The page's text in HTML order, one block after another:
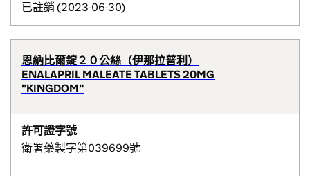
已註銷 (2023-06-30)
恩納比爾錠２０公絲（伊那拉普利）
ENALAPRIL MALEATE TABLETS 20MG
"KINGDOM"
許可證字號
衛署藥製字第039699號